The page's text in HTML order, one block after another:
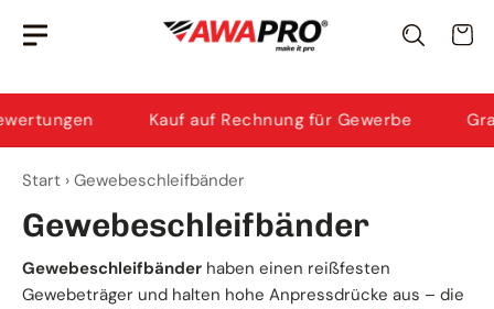
Zum
Kauf auf Rechnung für Gewerbe Gratis
Start › Gewebeschleifbänder
Gewebeschleifbänder
Gewebeschleifbänder haben einen reißfesten
Gewebeträger und halten hohe Anpressdrücke aus – die
· KI-Berater